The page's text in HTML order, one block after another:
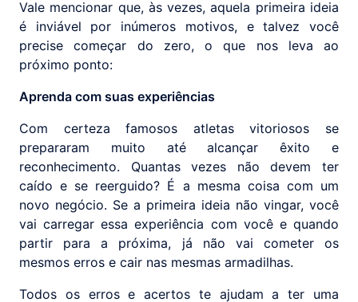
Vale mencionar que, às vezes, aquela primeira ideia
é inviável por inúmeros motivos, e talvez você
precise começar do zero, o que nos leva ao
próximo ponto:
Aprenda com suas experiências
Com certeza famosos atletas vitoriosos se
prepararam muito até alcançar êxito e
reconhecimento. Quantas vezes não devem ter
caído e se reerguido? É a mesma coisa com um
novo negócio. Se a primeira ideia não vingar, você
vai carregar essa experiência com você e quando
partir para a próxima, já não vai cometer os
mesmos erros e cair nas mesmas armadilhas.
Todos os erros e acertos te ajudam a ter uma